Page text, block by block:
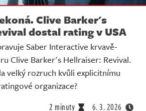
Clive Barker's
dostal rating v USA
Saber Interactive krvavě-
Clive Barker's Hellraiser: Revival.
velký rozruch kvůli explicitnímu
organizace?
2 minuty 6. 3. 2026